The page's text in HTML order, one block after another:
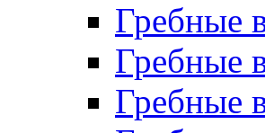
Гребные
Гребные
Гребные